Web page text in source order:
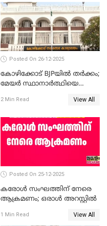
തന്നെ വിശദീകരിയ്ക്കുന്നു;
സത്യമിതാണ്
Posted On 26-12-2025
കോഴിക്കോട് BJPയിൽ തർക്കം;
മേയർ സ്ഥാനാർത്ഥിയെ
2 Min Read View All
Posted On 25-12-2025
കരോള്‍ സംഘത്തിന് നേരെ
ആക്രമണം; ഒരാള്‍ അറസ്റ്റില്‍
1 Min Read View All